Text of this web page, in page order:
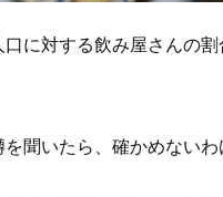
に対する飲み屋さんの
聞いたら、確かめないわ